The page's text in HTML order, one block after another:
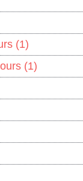
(1)
(1)